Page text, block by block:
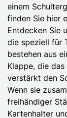
einem
finden Sie hier
Entdecken Sie
die speziell für
bestehen aus
Klappe, die
verstärkt den
Wenn sie
freihändiger
Kartenhalter